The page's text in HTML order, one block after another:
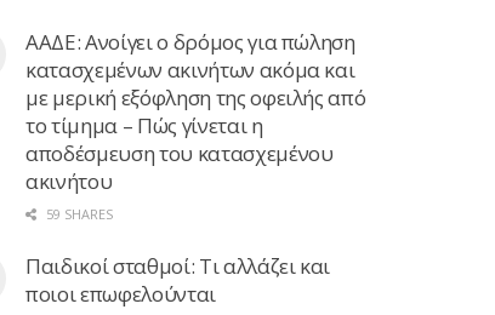
ΑΑΔΕ: Ανοίγει ο δρόμος για πώληση
κατασχεμένων ακινήτων ακόμα και
με μερική εξόφληση της οφειλής από
το τίμημα – Πώς γίνεται η
αποδέσμευση του κατασχεμένου
ακινήτου
59 SHARES
Παιδικοί σταθμοί: Τι αλλάζει και
ποιοι επωφελούνται